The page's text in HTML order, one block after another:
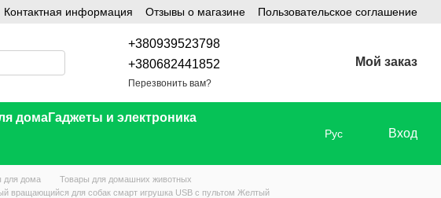
Контактная информация Отзывы о магазине Пользовательское соглашение
+380939523798
+380682441852
Перезвонить вам?
Мой заказ
домаГаджеты и электроника
Рус Вход
для дома
Товары для домашних животных
вращающийся для собак смарт игрушка USB с пультом Желтый